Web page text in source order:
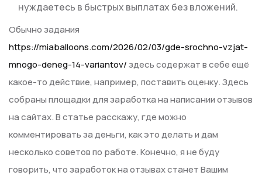
нуждаетесь в быстрых выплатах без вложений.
Обычно задания
https://miaballoons.com/2026/02/03/gde-srochno-vzjat-
mnogo-deneg-14-variantov/здесь содержат в себе ещё
какое-то действие, например, поставить оценку. Здесь
собраны площадки для заработка на написании отзывов
на сайтах. В статье расскажу, где можно
комментировать за деньги, как это делать и дам
несколько советов по работе. Конечно, я не буду
говорить, что заработок на отзывах станет Вашим